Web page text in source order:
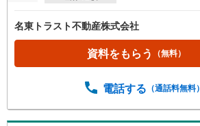
名東トラスト不動産株式会社
資料をもらう （無料）
電話する （通話料無料）